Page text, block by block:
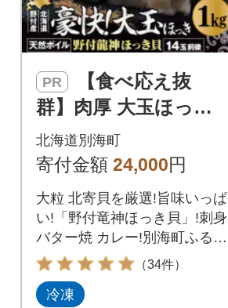
PR
群】肉厚 大玉ほっき
貝 1kg(500g×2) 満足
大サイズ 天然ボイル
北海道別海町
寄付金額 24,000円
大粒 北寄貝を厳選!旨味いっぱ
い!「野付竜神ほっき貝」!刺身
バター焼 カレー!別海町ふるさ
と納税
（34件）
冷凍